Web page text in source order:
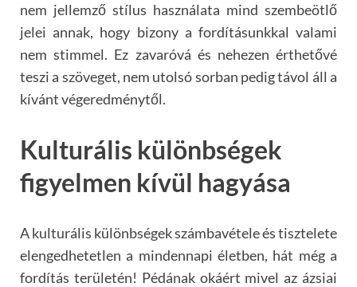
nem jellemző stílus használata mind szembeötlő
jelei annak, hogy bizony a fordításunkkal valami
nem stimmel. Ez zavaróvá és nehezenérthetővé
teszi a szöveget, nem utolsó sorban pedig távol áll a
kívánt végeredménytől.
Kulturális különbségek
figyelmen kívül hagyása
A kulturális különbségek számbavételeés tisztelete
elengedhetetlen a mindennapi életben, hát még a
fordítás területén! Pédának okáért mivel az ázsiai